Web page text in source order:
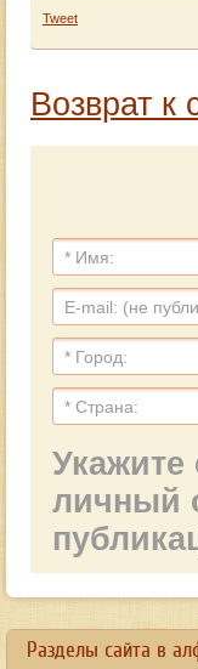
Tweet
Возврат к
Укажите
личный
new
https://
online.Разделы сайта в